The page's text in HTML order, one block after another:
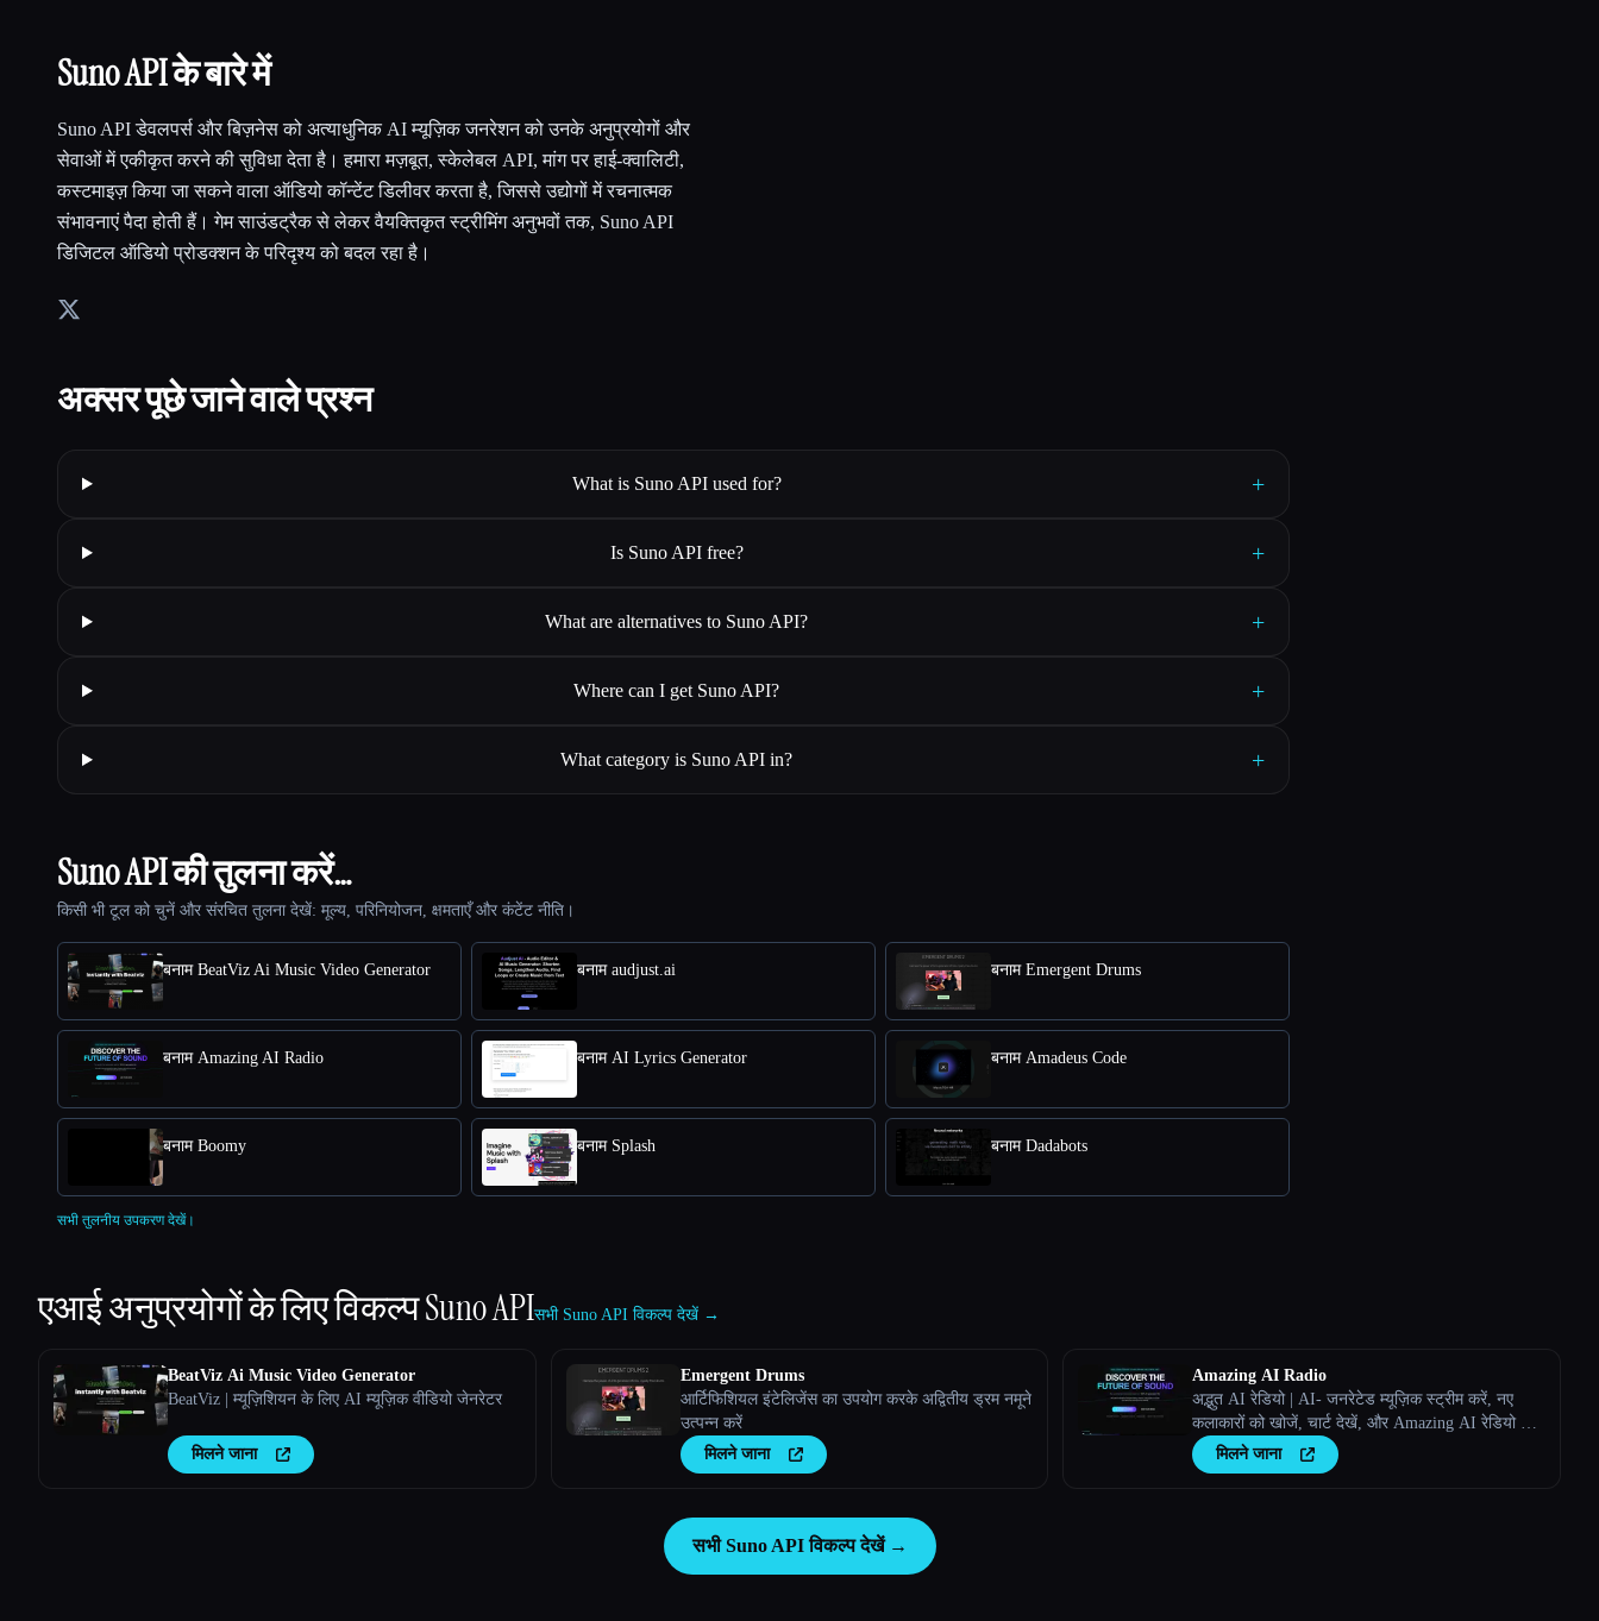
Suno API के बारे में
Suno API डेवलपर्स और बिज़नेस को अत्याधुनिक AI म्यूज़िक जनरेशन को उनके अनुप्रयोगों और
सेवाओं में एकीकृत करने की सुविधा देता है। हमारा मज़बूत, स्केलेबल API, मांग पर हाई-क्वालिटी,
कस्टमाइज़ किया जा सकने वाला ऑडियो कॉन्टेंट डिलीवर करता है, जिससे उद्योगों में रचनात्मक
संभावनाएं पैदा होती हैं। गेम साउंडट्रैक से लेकर वैयक्तिकृत स्ट्रीमिंग अनुभवों तक, Suno API
डिजिटल ऑडियो प्रोडक्शन के परिदृश्य को बदल रहा है।
अक्सर पूछे जाने वाले प्रश्न
What is Suno API used for? +
Is Suno API free? +
What are alternatives to Suno API? +
Where can I get Suno API? +
What category is Suno API in? +
Suno API की तुलना करें…
किसी भी टूल को चुनें और संरचित तुलना देखें: मूल्य, परिनियोजन, क्षमताएँ और कंटेंट नीति।
बनाम BeatViz Ai Music Video Generator बनाम audjust.ai बनाम Emergent Drums
बनाम Amazing AI Radio बनाम AI Lyrics Generator बनाम Amadeus Code
बनाम Boomy बनाम Splash बनाम Dadabots
सभी तुलनीय उपकरण देखें।
एआई अनुप्रयोगों के लिए विकल्पSuno APIसभी Suno API विकल्प देखें →
BeatViz Ai Music Video Generator
BeatViz | म्यूज़िशियन के लिए AI म्यूज़िक वीडियो जेनरेटर
मिलने जाना
Emergent Drums
आर्टिफिशियल इंटेलिजेंस का उपयोग करके अद्वितीय ड्रम नमूने
उत्पन्न करें
मिलने जाना
Amazing AI Radio
अद्भुत AI रेडियो | AI- जनरेटेड म्यूज़िक स्ट्रीम करें, नए
कलाकारों को खोजें, चार्ट देखें, और Amazing AI रेडियो पर
अपने खुद के ट्रैक अपलोड करें।
मिलने जाना
सभी Suno API विकल्प देखें →